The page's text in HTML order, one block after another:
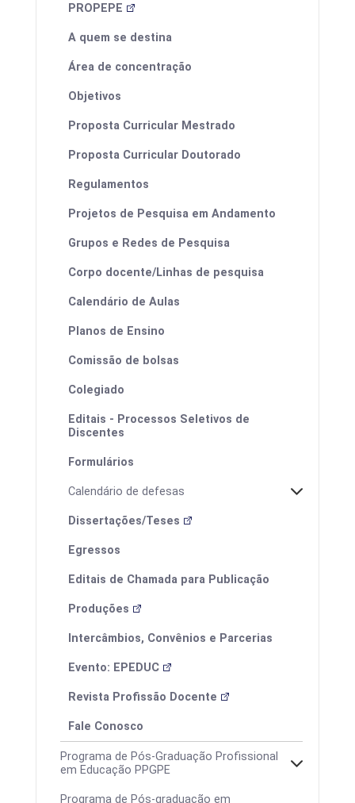
PROPEPE
A quem se destina
Área de concentração
Objetivos
Proposta Curricular Mestrado
Proposta Curricular Doutorado
Regulamentos
Projetos de Pesquisa em Andamento
Grupos e Redes de Pesquisa
Corpo docente/Linhas de pesquisa
Calendário de Aulas
Planos de Ensino
Comissão de bolsas
Colegiado
Editais - Processos Seletivos de
Discentes
Formulários
Calendário de defesas
Dissertações/Teses
Egressos
Editais de Chamada para Publicação
Produções
Intercâmbios, Convênios e Parcerias
Evento: EPEDUC
Revista Profissão Docente
Fale Conosco
Programa de Pós-Graduação Profissional
em Educação PPGPE
Programa de Pós-graduação em